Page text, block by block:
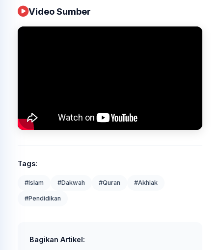
Video Sumber
Tags:
#Islam #Dakwah #Quran #Akhlak
#Pendidikan
Bagikan Artikel: